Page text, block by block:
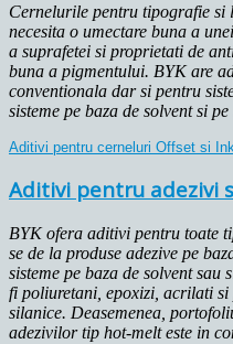
Cernelurile pentru tipografie si
necesita o umectare buna a
a suprafetei si proprietati de
buna a pigmentului. BYK are
conventionala dar si pentru
sisteme pe baza de solvent si
Aditivi pentru cerneluri Offset si
Aditivi pentru adezivi
BYK ofera aditivi pentru toate
se de la produse adezive pe
sisteme pe baza de solvent sau
fi poliuretani, epoxizi, acrilati
silanice. Deasemenea,
adezivilor tip hot-melt este in